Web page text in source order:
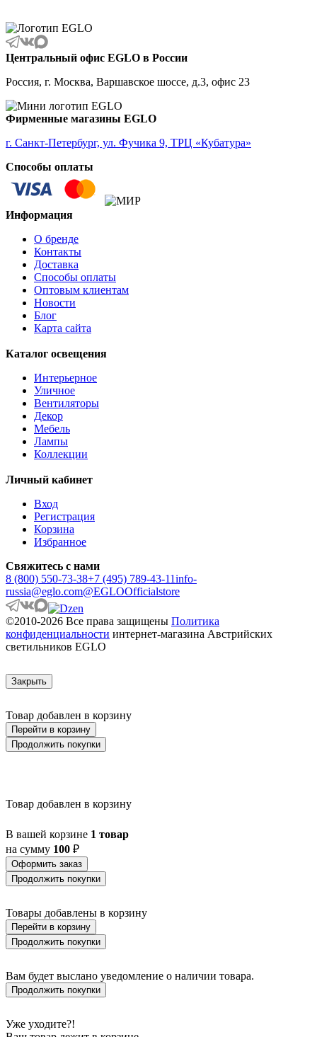
ALCUDIA
ALDERNEY
ALMANZORA
ALMEIDA
ALMEIDA 2
ALMONTE
ALMUDAINA
ALOBRASE
ALSAGER
ALVEZ
AMADORA
AMAKUSA
AMBATOBE
AMBONDRONA
AMBORIALA
AMEZAGA
AMOATSY
AMPITABE
AMSFIELD 1
ANDASIBE
ANJABE
ANTELAO
ANTIPOLO
ANWICK
ANWICK 1
ANZINO
APRICALE
ARACENA
ARANGONA
ARANZOLA
ARENALES
ARGOLIS 2
ARISCANI
ARISCANI 2
ARNHEM
ARRECIFE
ARTANA
ASBY
ASINDRO
ATOLLARI
AULIYE
AUROTONELLO
AUSTELL
AZAR 60
AZBARREN
BAILRIGG
BALEZZE
BALIGUIAN
BALLINA
BALMAHA
BALNARIO
BARBOTTO
BARI-M
BARNSTAPLE
BASALGO 1
BASILANO
BASILDON
BATALLAS
BAZELY
BELCREDA
BELESAR
BELLIZZI
BELLSHILL
BENARIBA
BERHALA
Центральный офис EGLO в России
Россия, г. Москва, Варшавское шоссе, д.3, офис 23
Фирменные магазины EGLO
г. Санкт-Петербург, ул. Фучика 9, ТРЦ «Кубатура»
Способы оплаты
Информация
О бренде
Контакты
Доставка
Способы оплаты
Оптовым клиентам
Новости
Блог
Карта сайта
Каталог освещения
Интерьерное
Уличное
Вентиляторы
Декор
Мебель
Лампы
Коллекции
Личный кабинет
Вход
Регистрация
Корзина
Избранное
Свяжитесь с нами
8 (800) 550-73-38+7 (495) 789-43-11info-
russia@eglo.com@EGLOOfficialstore
©2010-2026 Все права защищены Политика
конфиденциальности интернет-магазина Австрийских
светильников EGLO
Закрыть
Товар добавлен в корзину
Перейти в корзину
Продолжить покупки
Товар добавлен в корзину
В вашей корзине 1 товар
на сумму 100 ₽
Оформить заказ
Продолжить покупки
Товары добавлены в корзину
Перейти в корзину
Продолжить покупки
Вам будет выслано уведомление о наличии товара.
Продолжить покупки
Уже уходите?!